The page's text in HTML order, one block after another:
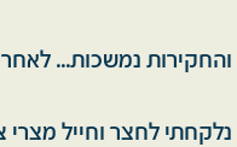
והחקירות נמשכות...
נלקחתי לחצר וחייל